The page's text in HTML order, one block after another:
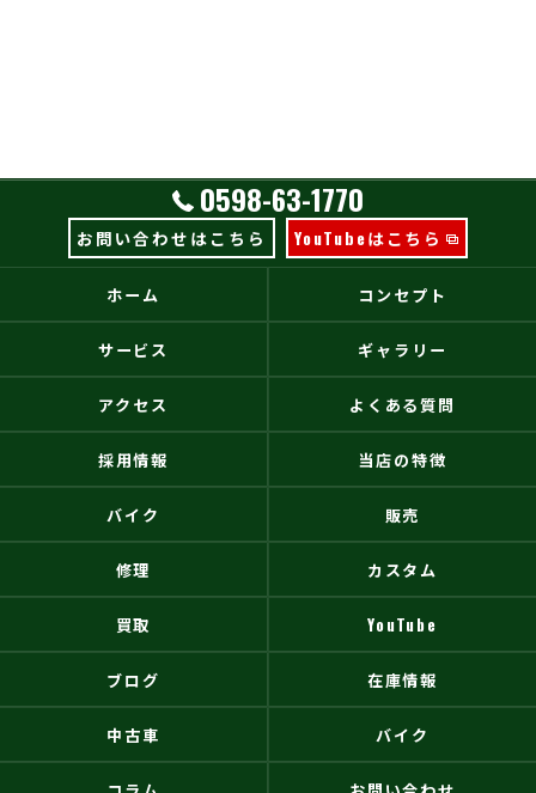
0598-63-1770
お問い合わせはこちら YouTubeはこちら
ホーム コンセプト
サービス ギャラリー
アクセス よくある質問
採用情報 当店の特徴
バイク 販売
修理 カスタム
買取 YouTube
ブログ 在庫情報
中古車 バイク